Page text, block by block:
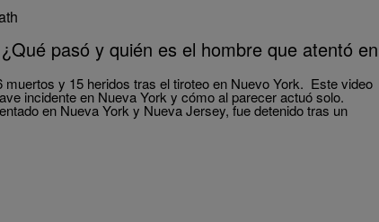
pasó y quién es el hombre que atentó en
muertos y 15 heridos tras el tiroteo en Nuevo York. Este video
incidente en Nueva York y cómo al parecer actuó solo.
en Nueva York y Nueva Jersey, fue detenido tras un